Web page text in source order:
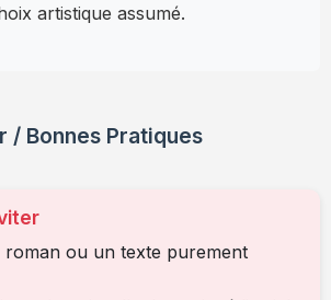
artistique assumé.
/ Bonnes Pratiques
roman ou un texte purement